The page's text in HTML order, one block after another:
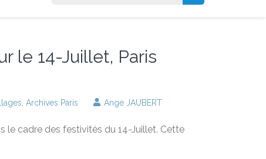
le 14-Juillet, Paris
Archives Paris Ange JAUBERT
le cadre des festivités du 14-Juillet. Cette